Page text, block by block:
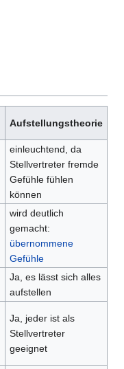
Aufstellungstheorie
einleuchtend, da
Stellvertreter fremde
Gefühle fühlen
können
wird deutlich
gemacht:
übernommene
Gefühle
Ja, es lässt sich alles
aufstellen
Ja, jeder ist als
Stellvertreter
geeignet